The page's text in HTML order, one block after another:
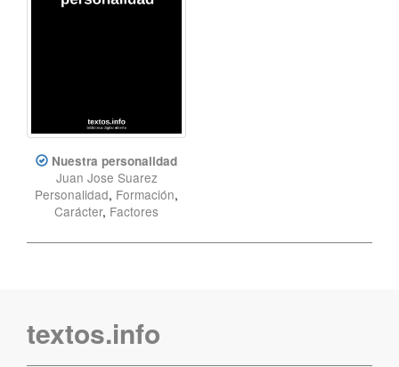
Nuestra personalidad
Juan Jose Suarez
Personalidad, Formación,
Carácter, Factores
textos.info